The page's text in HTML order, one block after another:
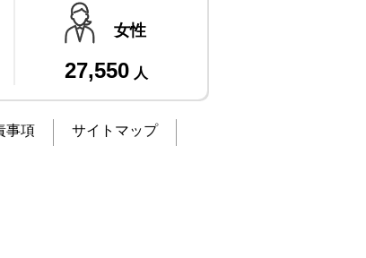
女性
27,550 人
事項
サイトマップ